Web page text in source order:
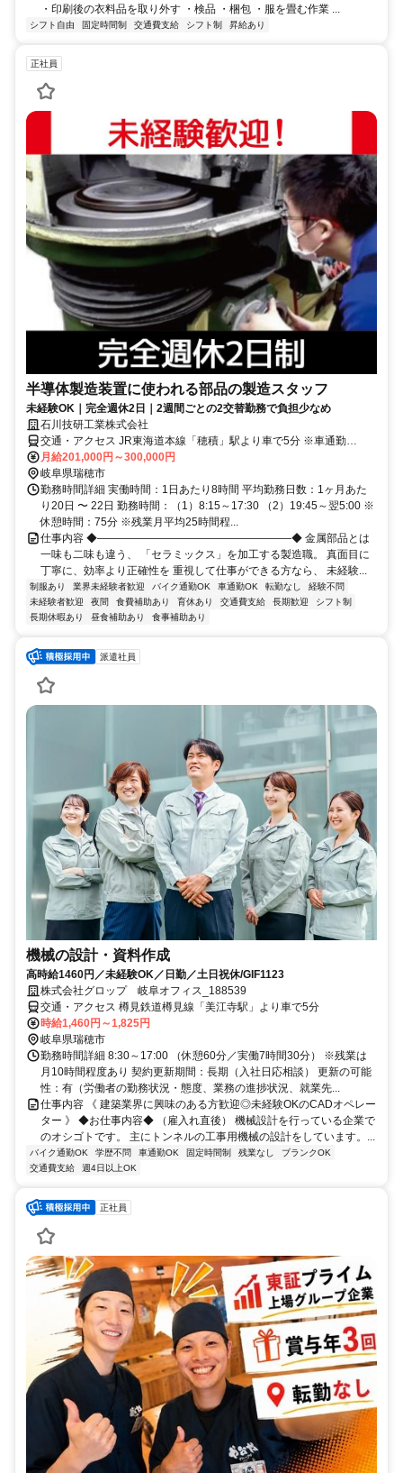
・印刷後の衣料品を取り外す ・検品 ・梱包 ・服を畳む作業 ...
シフト自由 固定時間制 交通費支給 シフト制 昇給あり
正社員
半導体製造装置に使われる部品の製造スタッフ
未経験OK｜完全週休2日｜2週間ごとの2交替勤務で負担少なめ
石川技研工業株式会社
交通・アクセス JR東海道本線「穂積」駅より車で5分 ※車通勤
OK（駐車場完備）
月給201,000円～300,000円
岐阜県瑞穂市
勤務時間詳細 実働時間：1日あたり8時間 平均勤務日数：1ヶ月あた
り20日 〜 22日 勤務時間：（1）8:15～17:30 （2）19:45～翌5:00 ※
休憩時間：75分 ※残業月平均25時間程...
仕事内容 ◆――――――――――――――――――◆ 金属部品とは
一味も二味も違う、 「セラミックス」を加工する製造職。 真面目に
丁寧に、効率より正確性を 重視して仕事ができる方なら、 未経験...
制服あり 業界未経験者歓迎 バイク通勤OK 車通勤OK 転勤なし
経験不問
未経験者歓迎
夜間 食費補助あり 育休あり 交通費支給 長期歓迎
シフト制
長期休暇あり
昼食補助あり 食事補助あり
派遣社員
機械の設計・資料作成
高時給1460円／未経験OK／日勤／土日祝休/GIF1123
株式会社グロップ 岐阜オフィス_188539
交通・アクセス 樽見鉄道樽見線「美江寺駅」より車で5分
時給1,460円～1,825円
岐阜県瑞穂市
勤務時間詳細 8:30～17:00 （休憩60分／実働7時間30分） ※残業は
月10時間程度あり 契約更新期間：長期（入社日応相談） 更新の可能
性：有（労働者の勤務状況・態度、業務の進捗状況、就業先...
仕事内容 《 建築業界に興味のある方歓迎◎未経験OKのCADオペレー
ター 》 ◆お仕事内容◆ （雇入れ直後） 機械設計を行っている企業で
のオシゴトです。 主にトンネルの工事用機械の設計をしています。...
バイク通勤OK 学歴不問 車通勤OK 固定時間制 残業なし
ブランクOK
交通費支給
週4日以上OK
正社員